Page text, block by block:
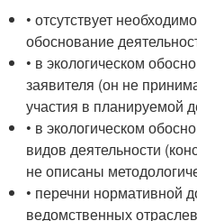
• отсутствует
обоснование
• в экологическом
заявителя (он не
участия в планируемой
• в экологическом
видов деятельности
не описаны
• перечни нормативной
ведомственных